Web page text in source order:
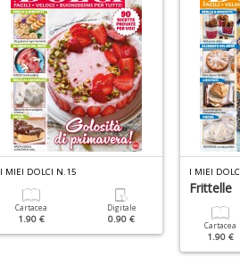
I MIEI DOLCI N.15
Cartacea
1.90 €
Digitale
0.90 €
I MIEI
Frittelle
Cartacea
1.90 €